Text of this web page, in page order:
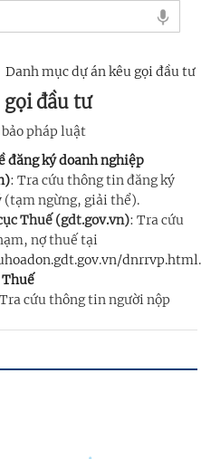
Danh mục dự án kêu gọi đầu tư
gọi đầu tư
pháp luật
đăng ký doanh nghiệp
: Tra cứu thông tin đăng ký
(tạm ngừng, giải thể).
Thuế (gdt.gov.vn): Tra cứu
nợ thuế tại
dnrrvp.html.
cứu thông tin người nộp